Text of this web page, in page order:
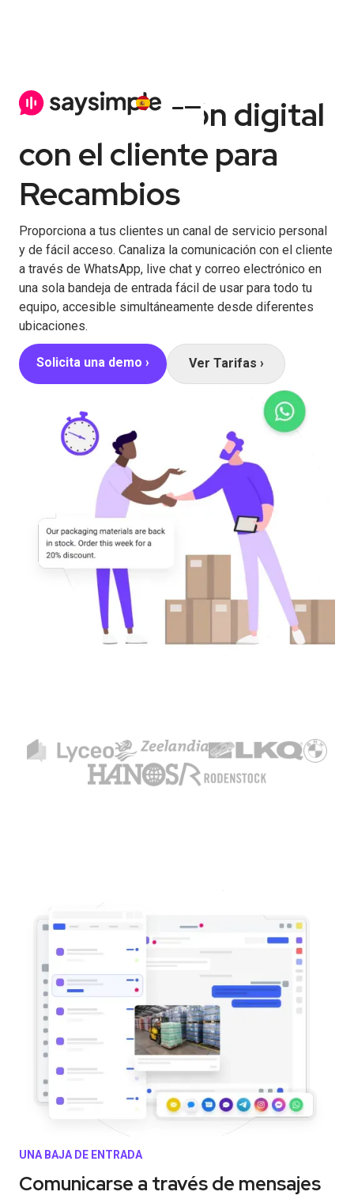
Comunicación digital
con el cliente para
Recambios
Proporciona a tus clientes un canal de servicio personal
y de fácil acceso. Canaliza la comunicación con el cliente
a través de WhatsApp, live chat y correo electrónico en
una sola bandeja de entrada fácil de usar para todo tu
equipo, accesible simultáneamente desde diferentes
ubicaciones.
Solicita una demo › Ver Tarifas ›
UNA BAJA DE ENTRADA
Comunicarse a través de mensajes